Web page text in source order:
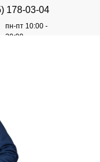
пн-пт 10:00 -
20:00
178-03-04